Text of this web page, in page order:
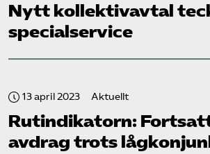
Nytt kollektivavtal
specialservice
13 april 2023 Aktuellt
Rut­indikatorn:
avdrag trots